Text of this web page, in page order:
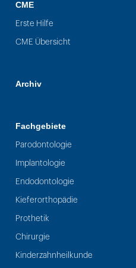
CME
Erste Hilfe
CME Übersicht
Archiv
Fachgebiete
Parodontologie
Implantologie
Endodontologie
Kieferorthopädie
Prothetik
Chirurgie
Kinderzahnheilkunde